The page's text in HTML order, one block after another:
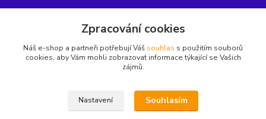
Informace pro zákazníky
O nás
Jak nakupovat
Obchodní podmínky, odstoupení od kupní smlouvy
Reklamační řád
Zpracování cookies
Náš e-shop a partneři potřebují Váš souhlas s použitím souborů
cookies, aby Vám mohli zobrazovat informace týkající se Vašich
zájmů.
Nastavení Souhlasím